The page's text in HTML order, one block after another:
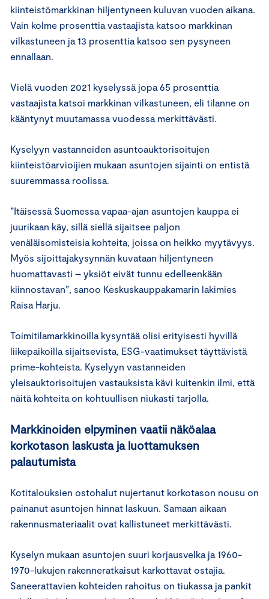
kiinteistömarkkinan hiljentyneen kuluvan vuoden aikana.
Vain kolme prosenttia vastaajista katsoo markkinan
vilkastuneen ja 13 prosenttia katsoo sen pysyneen
ennallaan.
Vielä vuoden 2021 kyselyssä jopa 65 prosenttia
vastaajista katsoi markkinan vilkastuneen, eli tilanne on
kääntynyt muutamassa vuodessa merkittävästi.
Kyselyyn vastanneiden asuntoauktorisoitujen
kiinteistöarvioijien mukaan asuntojen sijainti on entistä
suuremmassa roolissa.
”Itäisessä Suomessa vapaa-ajan asuntojen kauppa ei
juurikaan käy, sillä siellä sijaitsee paljon
venäläisomisteisia kohteita, joissa on heikko myytävyys.
Myös sijoittajakysynnän kuvataan hiljentyneen
huomattavasti – yksiöt eivät tunnu edelleenkään
kiinnostavan”, sanoo Keskuskauppakamarin lakimies
Raisa Harju.
Toimitilamarkkinoilla kysyntää olisi erityisesti hyvillä
liikepaikoilla sijaitsevista, ESG-vaatimukset täyttävistä
prime-kohteista. Kyselyyn vastanneiden
yleisauktorisoitujen vastauksista kävi kuitenkin ilmi, että
näitä kohteita on kohtuullisen niukasti tarjolla.
Markkinoiden elpyminen vaatii näköalaa
korkotason laskusta ja luottamuksen
palautumista
Kotitalouksien ostohalut nujertanut korkotason nousu on
painanut asuntojen hinnat laskuun. Samaan aikaan
rakennusmateriaalit ovat kallistuneet merkittävästi.
Kyselyn mukaan asuntojen suuri korjausvelka ja 1960-
1970-lukujen rakenneratkaisut karkottavat ostajia.
Saneerattavien kohteiden rahoitus on tiukassa ja pankit